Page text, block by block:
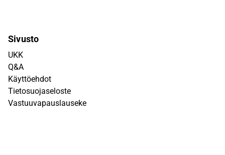
Sivusto
UKK
Q&A
Käyttöehdot
Tietosuojaseloste
Vastuuvapauslauseke